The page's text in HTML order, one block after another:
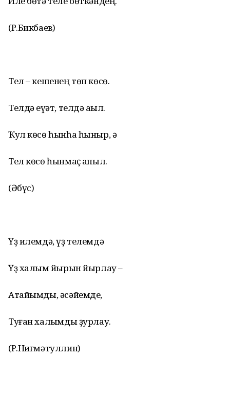
(Р.Бикбаев)
Тел – кешенең төп көсө.
Телдә ҡеүәт, телдә аҡыл.
Ҡул көсө һынһа һыныр, ә
Тел көсө һынмаҫ ҡапыл.
(Әбүс)
Үҙ илемдә, үҙ телемдә
Үҙ халҡым йырын йырлау –
Атайымды, әсәйемде,
Туған халҡымды ҙурлау.
(Р.Ниғмәтуллин)